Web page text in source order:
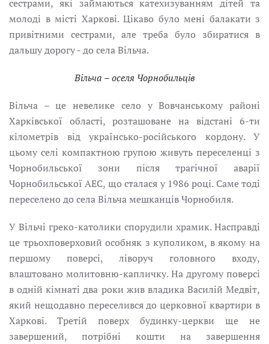
сестрами, які займаються катехизуванням дітей та
молоді в місті Харкові. Цікаво було мені балакати з
привітними сестрами, але треба було збиратися в
дальшу дорогу - до села Вільча.
Вільча – оселя Чорнобильців
Вільча – це невелике село у Вовчанському районі
Харківської області, розташоване на відстані 6-ти
кілометрів від українсько-російського кордону. У
цьому селі компактною групою живуть переселенці з
Чорнобильської зони після трагічної аварії
Чорнобильської АЕС, що сталася у 1986 році. Саме тоді
переселено до села Вільча мешканців Чорнобиля.
У Вільчі греко-католики спорудили храмик. Насправді
це трьохповерховий особняк з куполиком, в якому на
першому поверсі, ліворуч головного входу,
влаштовано молитовню-капличку. На другому поверсі
в одній кімнаті два роки жив владика Василій Медвіт,
який нещодавно переселився до церковної квартири в
Харкові. Третій поверх будинку-церкви ще не
завершений, потрібні кошти на завершення